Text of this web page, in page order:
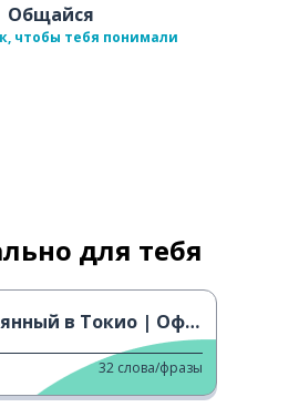
Общайся
чтобы тебя понимали
для тебя
в Токио | Официальный трейлер
32 слова/фразы